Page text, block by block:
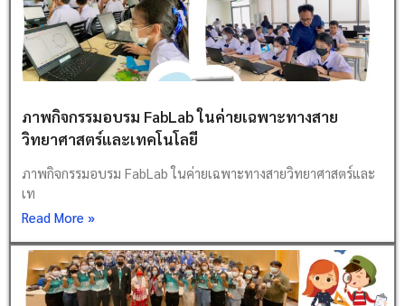
ภาพกิจกรรมอบรม FabLab ในค่ายเฉพาะทางสาย
วิทยาศาสตร์และเทคโนโลยี
ภาพกิจกรรมอบรม FabLab ในค่ายเฉพาะทางสายวิทยาศาสตร์และ
เท
Read More »